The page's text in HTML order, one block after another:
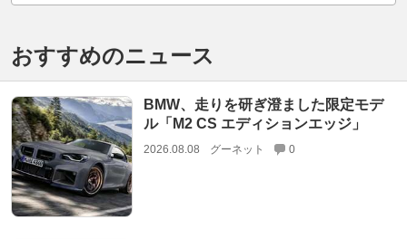
おすすめのニュース
BMW、走りを研ぎ澄ました限定モデ
ル「M2 CS エディションエッジ」
2026.08.08 グーネット 0